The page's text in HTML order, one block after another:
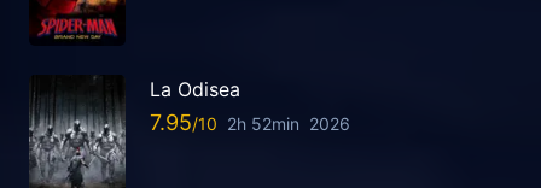
La Odisea
7.95 2h 52min 2026